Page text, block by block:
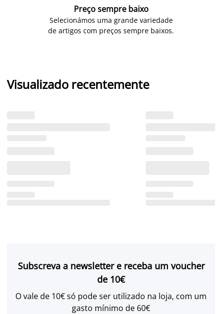
Preço sempre baixo
Selecionámos uma grande variedade
de artigos com preços sempre baixos.
Visualizado recentemente
Subscreva a newsletter e receba um voucher
de 10€
O vale de 10€ só pode ser utilizado na loja, com um
gasto mínimo de 60€